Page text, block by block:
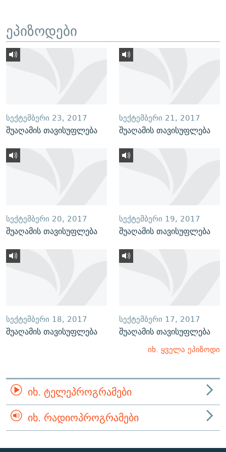
ეპიზოდები
ᲡᲔᲥᲢᲔᲛᲑᲔᲠᲘ 23, 2017
შუაღამის თავისუფლება
ᲡᲔᲥᲢᲔᲛᲑᲔᲠᲘ 21, 2017
შუაღამის თავისუფლება
ᲡᲔᲥᲢᲔᲛᲑᲔᲠᲘ 20, 2017
შუაღამის თავისუფლება
ᲡᲔᲥᲢᲔᲛᲑᲔᲠᲘ 19, 2017
შუაღამის თავისუფლება
ᲡᲔᲥᲢᲔᲛᲑᲔᲠᲘ 18, 2017
შუაღამის თავისუფლება
ᲡᲔᲥᲢᲔᲛᲑᲔᲠᲘ 17, 2017
შუაღამის თავისუფლება
იხ. ყველა ეპიზოდი
ᲘᲮ. ᲢᲔᲚᲔᲞᲠᲝᲒᲠᲐᲛᲔᲑᲘ
ᲘᲮ. ᲠᲐᲓᲘᲝᲞᲠᲝᲒᲠᲐᲛᲔᲑᲘ